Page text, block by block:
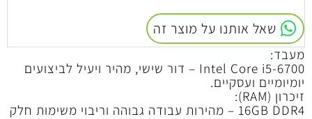
שאל אותנו על מוצר זה
מעבד:
Intel Core i5-6700 – דור שישי, מהיר ויעיל לביצועים
יומיומיים ועסקיים.
זיכרון (RAM):
16GB DDR4 – מהירות עבודה גבוהה וריבוי משימות חלק